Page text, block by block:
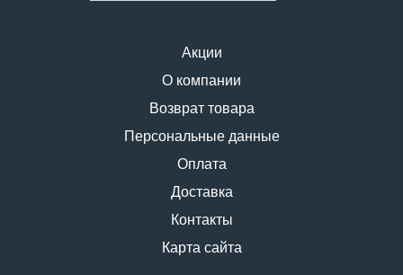
Акции
О компании
Возврат товара
Персональные данные
Оплата
Доставка
Контакты
Карта сайта